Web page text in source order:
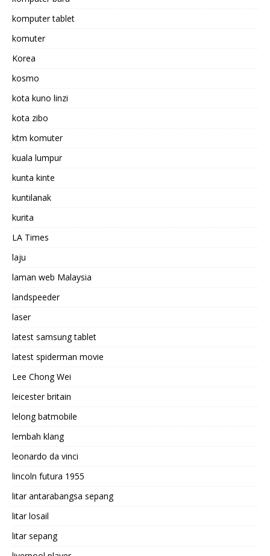
komputer tablet
komuter
Korea
kosmo
kota kuno linzi
kota zibo
ktm komuter
kuala lumpur
kunta kinte
kuntilanak
kurita
LA Times
laju
laman web Malaysia
landspeeder
laser
latest samsung tablet
latest spiderman movie
Lee Chong Wei
leicester britain
lelong batmobile
lembah klang
leonardo da vinci
lincoln futura 1955
litar antarabangsa sepang
litar losail
litar sepang